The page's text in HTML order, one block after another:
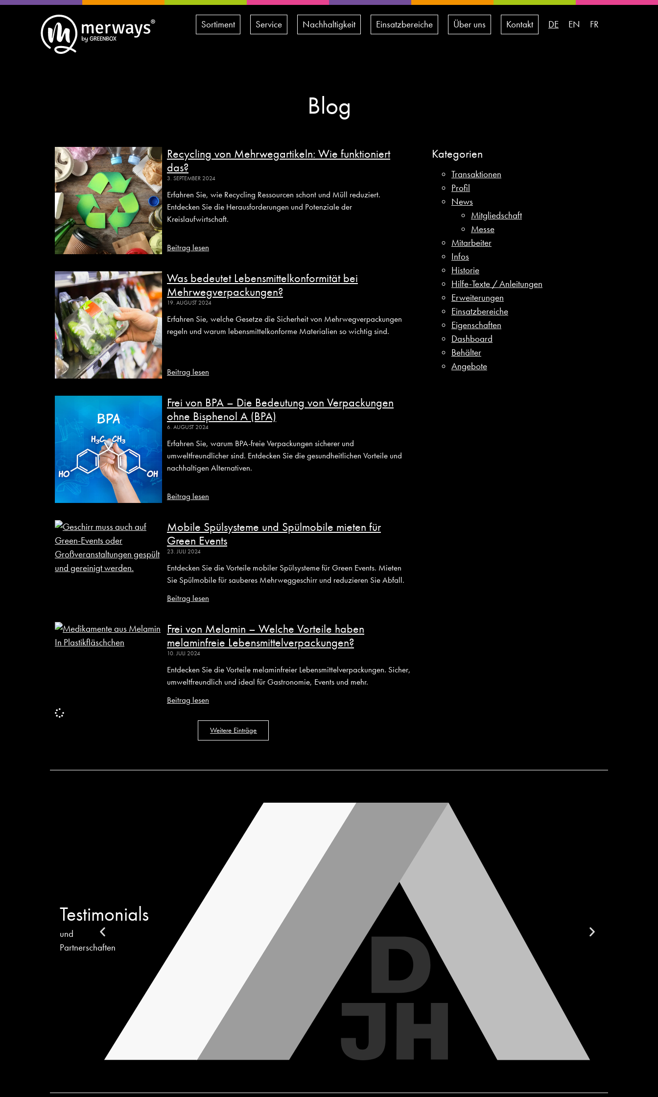
Sortiment Service Nachhaltigkeit Einsatzbereiche Über uns Kontakt DE EN FR
Blog
Recycling von Mehrwegartikeln: Wie funktioniert
das?
3. SEPTEMBER 2024
Erfahren Sie, wie Recycling Ressourcen schont und Müll reduziert.
Entdecken Sie die Herausforderungen und Potenziale der
Kreislaufwirtschaft.
Beitrag lesen
Was bedeutet Lebensmittelkonformität bei
Mehrwegverpackungen?
19. AUGUST 2024
Erfahren Sie, welche Gesetze die Sicherheit von Mehrwegverpackungen
regeln und warum lebensmittelkonforme Materialien so wichtig sind.
Beitrag lesen
Frei von BPA – Die Bedeutung von Verpackungen
ohne Bisphenol A (BPA)
6. AUGUST 2024
Erfahren Sie, warum BPA-freie Verpackungen sicherer und
umweltfreundlicher sind. Entdecken Sie die gesundheitlichen Vorteile und
nachhaltigen Alternativen.
Beitrag lesen
Mobile Spülsysteme und Spülmobile mieten für
Green Events
23. JULI 2024
Entdecken Sie die Vorteile mobiler Spülsysteme für Green Events. Mieten
Sie Spülmobile für sauberes Mehrweggeschirr und reduzieren Sie Abfall.
Beitrag lesen
Frei von Melamin – Welche Vorteile haben
melaminfreie Lebensmittelverpackungen?
10. JULI 2024
Entdecken Sie die Vorteile melaminfreier Lebensmittelverpackungen. Sicher,
umweltfreundlich und ideal für Gastronomie, Events und mehr.
Beitrag lesen
Weitere Einträge
Kategorien
Transaktionen
Profil
News
Mitgliedschaft
Messe
Mitarbeiter
Infos
Historie
Hilfe-Texte / Anleitungen
Erweiterungen
Einsatzbereiche
Eigenschaften
Dashboard
Behälter
Angebote
Testimonials
und
Partnerschaften